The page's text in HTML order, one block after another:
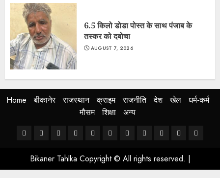
6.5 किलो डोडा पोस्त के साथ पंजाब के
तस्कर को दबोचा
AUGUST 7, 2026
Home बीकानेर राजस्थान क्राइम राजनीति देश खेल
धर्म-कर्म
मौसम
शिक्षा अन्य
Homeबीकानेरराजस्थानक्राइमराजनीतिदेश खेल
धर्म-
मौसम शिक्षा अन्य
Bikaner Tahlka Copyright © All rights reserved. |